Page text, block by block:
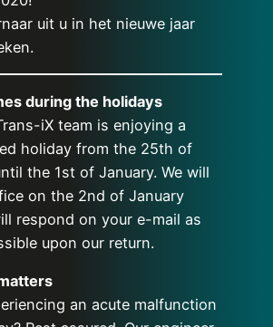
uit u in het nieuwe jaar
during the holidays
iX team is enjoying a
holiday from the 25th of
the 1st of January. We will
on the 2nd of January
respond on your e-mail as
upon our return.
an acute malfunction